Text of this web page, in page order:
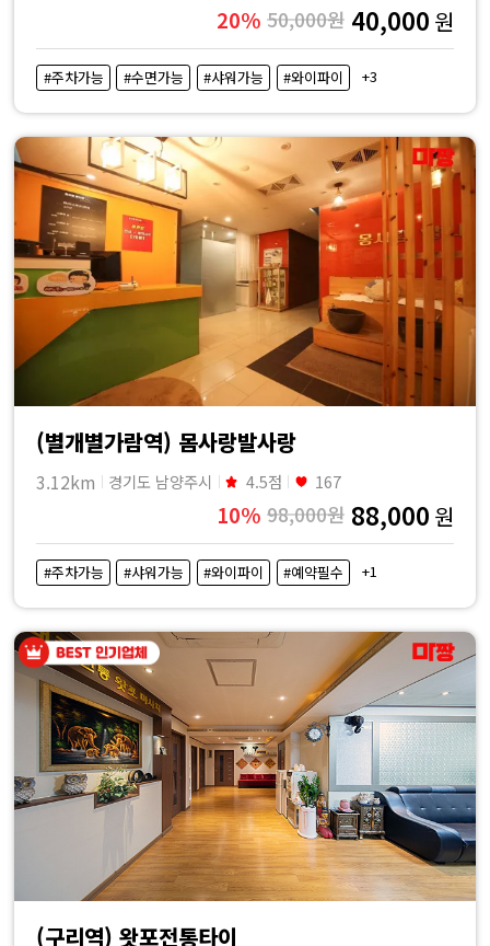
20% 50,000원 40,000 원
#주차가능 #수면가능 #샤워가능 #와이파이 +3
(별개별가람역) 몸사랑발사랑
3.12km 경기도 남양주시 4.5점 167
10% 98,000원 88,000 원
#주차가능 #샤워가능 #와이파이 #예약필수 +1
(구리역) 왓포전통타이